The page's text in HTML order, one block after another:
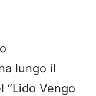
lungo il
“Lido Vengo